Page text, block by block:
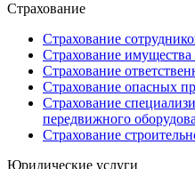
Страхование
Страхование
Страхование
Страхование
Страхование опасных
Страхование
передвижного
Страхование
Юридические услуги